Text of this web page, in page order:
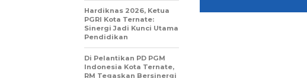
Hardiknas 2026, Ketua
PGRI Kota Ternate:
Sinergi Jadi Kunci Utama
Pendidikan
Di Pelantikan PD PGM
Indonesia Kota Ternate,
RM Tegaskan Bersinergi